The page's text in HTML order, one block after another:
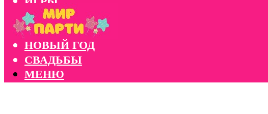
КОНКУРСЫ
КОРПОРАТИВЫ
НОВЫЙ ГОД
СВАДЬБЫ
МЕНЮ